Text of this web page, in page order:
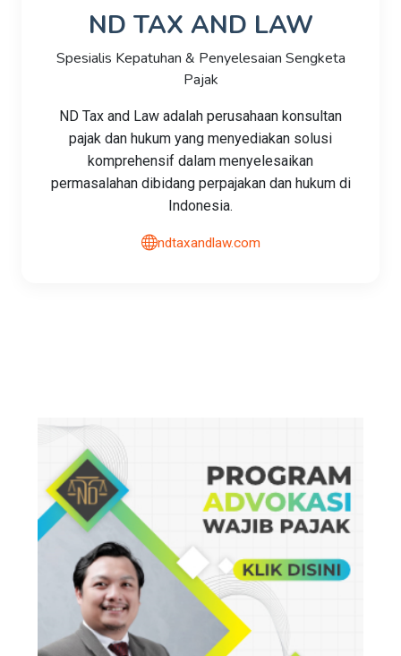
ND TAX AND LAW
Spesialis Kepatuhan & Penyelesaian Sengketa
Pajak
ND Tax and Law adalah perusahaan konsultan
pajak dan hukum yang menyediakan solusi
komprehensif dalam menyelesaikan
permasalahan dibidang perpajakan dan hukum di
Indonesia.
ndtaxandlaw.com